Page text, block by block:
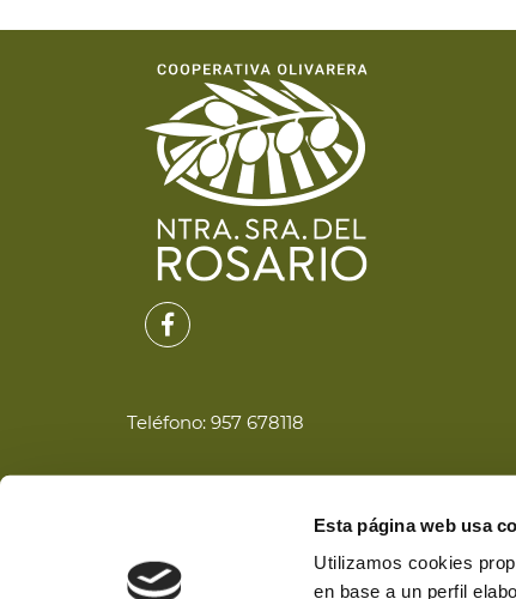
Esta página web usa
Utilizamos cookies
en base a un perfil
Teléfono: 957 678118
14857 Nueva Carteya, Córdoba.